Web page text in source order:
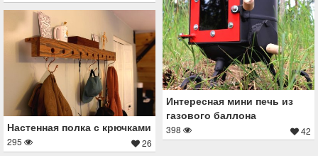
Интересная мини печь из
газового баллона
398 42
Настенная полка с крючками
295 26